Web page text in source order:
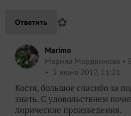
Ответить ✿
Marimo
Марина Мордвинова
2 июня 2017, 11:21
Костя, большое спасибо за
знать. С удовольствием
лирические произведения.